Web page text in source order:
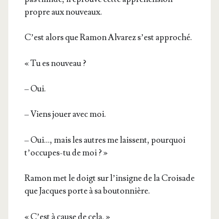
propre aux nouveaux.
C’est alors que Ramon Alva­rez s’est approché.
« Tu es nouveau ?
– Oui.
– Viens jouer avec moi.
– Oui…, mais les autres me laissent, pour­quoi
t’oc­cupes-tu de moi ? »
Ramon met le doigt sur l’in­signe de la Croi­sade
que Jacques porte à sa boutonnière.
« C’est à cause de cela. »